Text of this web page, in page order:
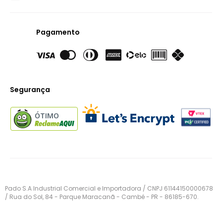
Pagamento
Segurança
ÓTIMO
Pado S.A Industrial Comercial e Importadora / CNPJ 61144150000678
/ Rua do Sol, 84 - Parque Maracanã - Cambé - PR - 86185-670.